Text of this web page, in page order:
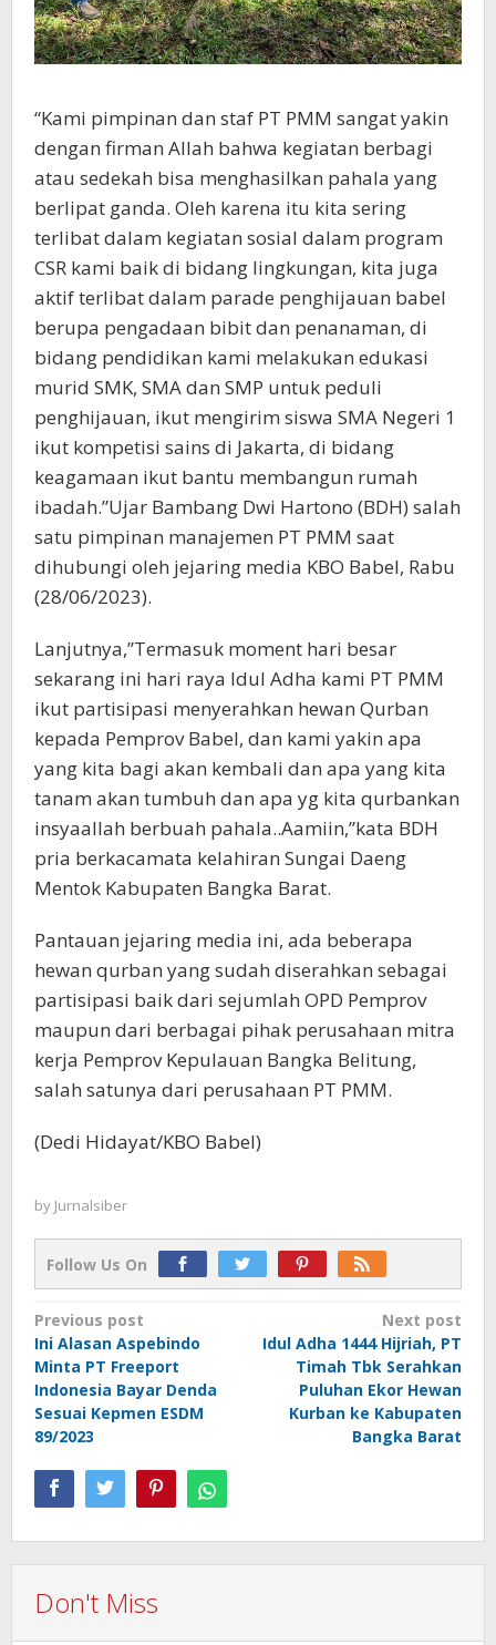
“Kami pimpinan dan staf PT PMM sangat yakin
dengan firman Allah bahwa kegiatan berbagi
atau sedekah bisa menghasilkan pahala yang
berlipat ganda. Oleh karena itu kita sering
terlibat dalam kegiatan sosial dalam program
CSR kami baik di bidang lingkungan, kita juga
aktif terlibat dalam parade penghijauan babel
berupa pengadaan bibit dan penanaman, di
bidang pendidikan kami melakukan edukasi
murid SMK, SMA dan SMP untuk peduli
penghijauan, ikut mengirim siswa SMA Negeri 1
ikut kompetisi sains di Jakarta, di bidang
keagamaan ikut bantu membangun rumah
ibadah.”Ujar Bambang Dwi Hartono (BDH) salah
satu pimpinan manajemen PT PMM saat
dihubungi oleh jejaring media KBO Babel, Rabu
(28/06/2023).
Lanjutnya,”Termasuk moment hari besar
sekarang ini hari raya Idul Adha kami PT PMM
ikut partisipasi menyerahkan hewan Qurban
kepada Pemprov Babel, dan kami yakin apa
yang kita bagi akan kembali dan apa yang kita
tanam akan tumbuh dan apa yg kita qurbankan
insyaallah berbuah pahala..Aamiin,”kata BDH
pria berkacamata kelahiran Sungai Daeng
Mentok Kabupaten Bangka Barat.
Pantauan jejaring media ini, ada beberapa
hewan qurban yang sudah diserahkan sebagai
partisipasi baik dari sejumlah OPD Pemprov
maupun dari berbagai pihak perusahaan mitra
kerja Pemprov Kepulauan Bangka Belitung,
salah satunya dari perusahaan PT PMM.
(Dedi Hidayat/KBO Babel)
by Jurnalsiber
Follow Us On
Post
navigation
Previous post
Ini Alasan Aspebindo
Minta PT Freeport
Indonesia Bayar Denda
Sesuai Kepmen ESDM
89/2023
Next post
Idul Adha 1444 Hijriah, PT
Timah Tbk Serahkan
Puluhan Ekor Hewan
Kurban ke Kabupaten
Bangka Barat
Don't Miss